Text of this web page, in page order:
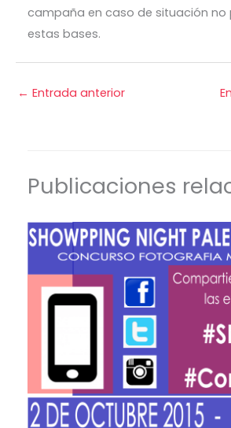
campaña en caso de situación no
estas bases.
← Entrada anterior
Publicaciones